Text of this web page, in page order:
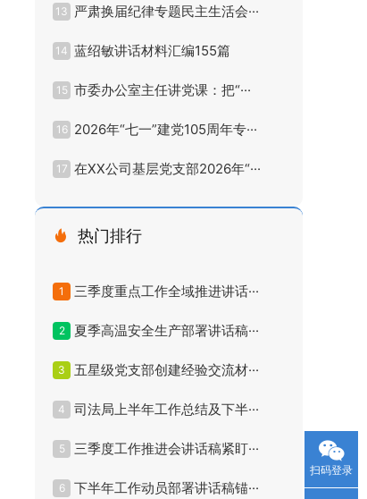
13 严肃换届纪律专题民主生活会···
14 蓝绍敏讲话材料汇编155篇
15 市委办公室主任讲党课：把“···
16 2026年“七一”建党105周年专···
17 在XX公司基层党支部2026年“···
热门排行
1 三季度重点工作全域推进讲话···
2 夏季高温安全生产部署讲话稿···
3 五星级党支部创建经验交流材···
4 司法局上半年工作总结及下半···
5 三季度工作推进会讲话稿紧盯···
6 下半年工作动员部署讲话稿锚···
扫码登录